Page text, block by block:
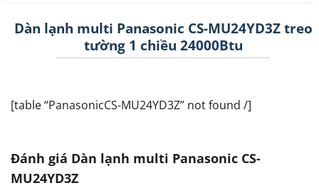
Dàn lạnh multi Panasonic CS-MU24YD3Z treo
tường 1 chiều 24000Btu
[table “PanasonicCS-MU24YD3Z” not found /]
Đánh giá Dàn lạnh multi Panasonic CS-
MU24YD3Z